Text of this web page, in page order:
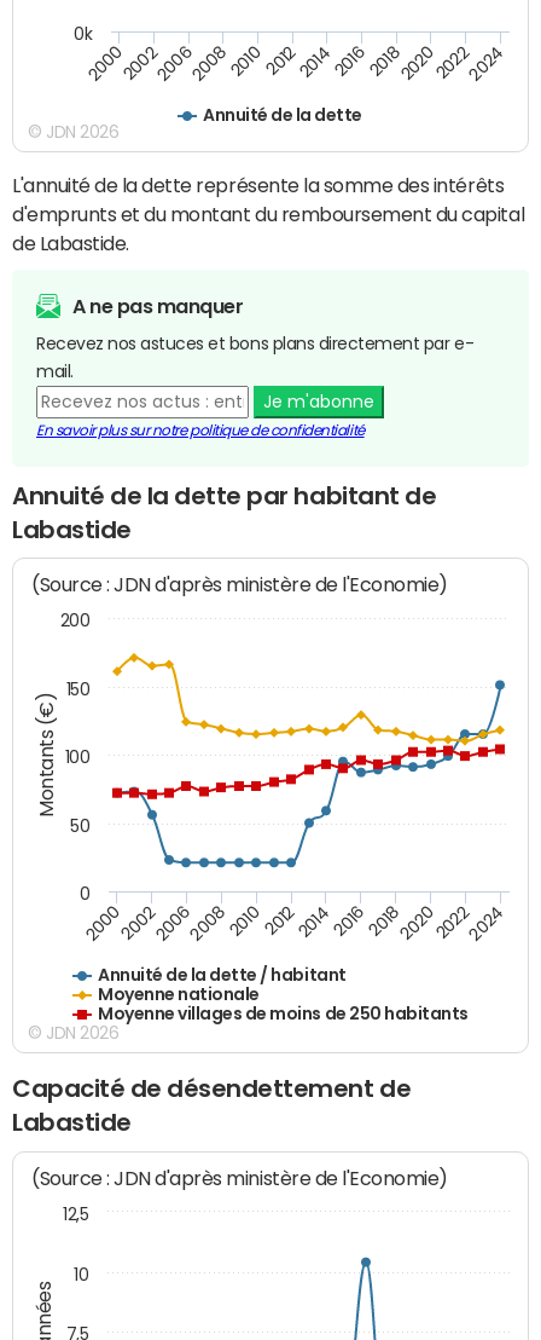
Annuité de la dette
200020022006200820102012201420162018202020222024
0k
© JDN 2026
L'annuité de la dette représente la somme des intérêts
d'emprunts et du montant du remboursement du capital
de Labastide.
A ne pas manquer
Recevez nos astuces et bons plans directement par e-
mail.
Je m'abonne
En savoir plus sur notre politique de confidentialité
Annuité de la dette par habitant de
Labastide
Montants (€)
(Source : JDN d'après ministère de l'Economie)
Annuité de la dette / habitant
Moyenne nationale
Moyenne villages de moins de 250 habitants
200020022006200820102012201420162018202020222024
0
50
100
150
200
© JDN 2026
Capacité de désendettement de
Labastide
(Source : JDN d'après ministère de l'Economie)
7,5
10
12,5